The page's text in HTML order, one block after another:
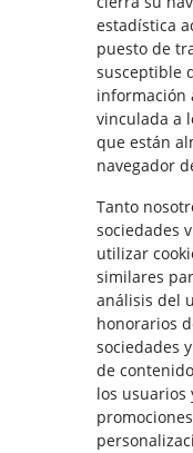
estadística
puesto de
susceptible
información
vinculada a
que están
navegador
Tanto
sociedades
utilizar
similares
análisis del
honorarios
sociedades
de
los usuarios